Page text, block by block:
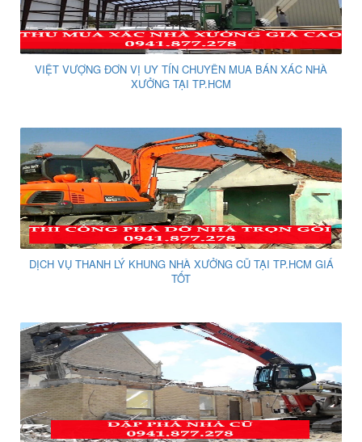
VIỆT VƯỢNG ĐƠN VỊ UY TÍN CHUYÊN MUA BÁN XÁC NHÀ
XƯỞNG TẠI TP.HCM
DỊCH VỤ THANH LÝ KHUNG NHÀ XƯỞNG CŨ TẠI TP.HCM GIÁ
TỐT